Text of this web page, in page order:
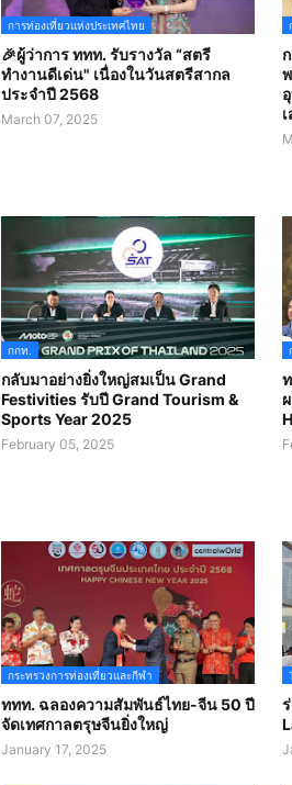
การท่องเที่ยวแห่งประเทศไทย
🎉ผู้ว่าการ ททท. รับรางวัล “สตรี
ทำงานดีเด่น" เนื่องในวันสตรีสากล
ประจำปี 2568
March 07, 2025
กกท.
กลับมาอย่างยิ่งใหญ่สมเป็น Grand
Festivities รับปี Grand Tourism &
Sports Year 2025
February 05, 2025
กระทรวงการท่องเที่ยวและกีฬา
ททท. ฉลองความสัมพันธ์ไทย-จีน 50 ปี
จัดเทศกาลตรุษจีนยิ่งใหญ่
January 17, 2025